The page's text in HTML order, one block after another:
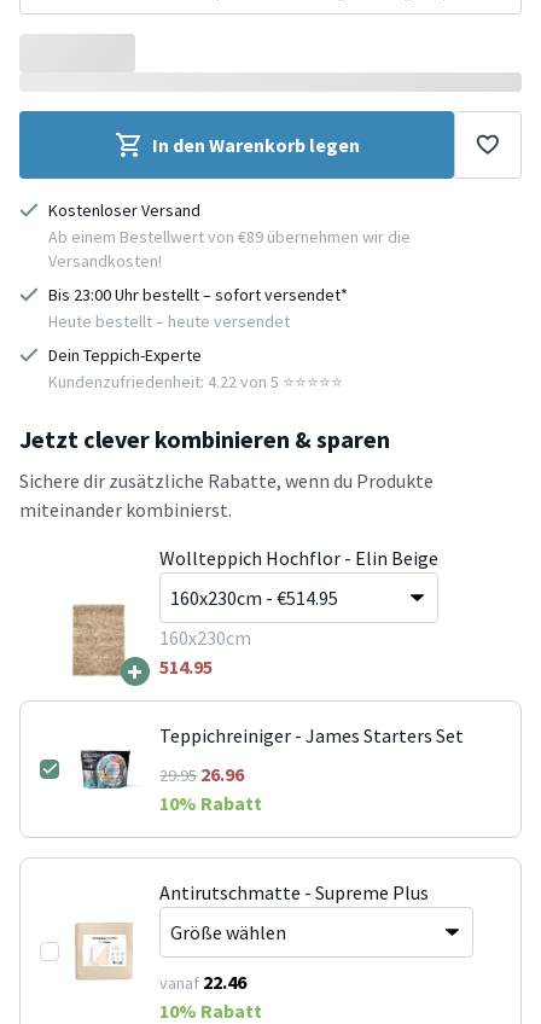
In den Warenkorb legen
Kostenloser Versand
Ab einem Bestellwert von €89 übernehmen wir die
Versandkosten!
Bis 23:00 Uhr bestellt – sofort versendet*
Heute bestellt – heute versendet
Dein Teppich-Experte
Kundenzufriedenheit: 4.22 von 5 ⭐️⭐️⭐️⭐️⭐️
Jetzt clever kombinieren & sparen
Sichere dir zusätzliche Rabatte, wenn du Produkte
miteinander kombinierst.
+
Wollteppich Hochflor - Elin Beige
160x230cm
514.95
Teppichreiniger - James Starters Set
29.9526.96
10% Rabatt
Antirutschmatte - Supreme Plus
vanaf 22.46
10% Rabatt